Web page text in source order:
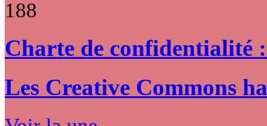
188
Charte de confidentialité
Les Creative Commons